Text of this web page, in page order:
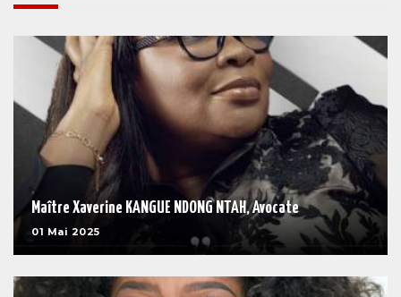
Maître Xaverine KANGUE NDONG NTAH, Avocate
01 Mai 2025